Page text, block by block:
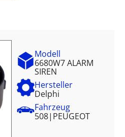
Modell
6680W7 ALARM
SIREN
Hersteller
Delphi
Fahrzeug
508| PEUGEOT